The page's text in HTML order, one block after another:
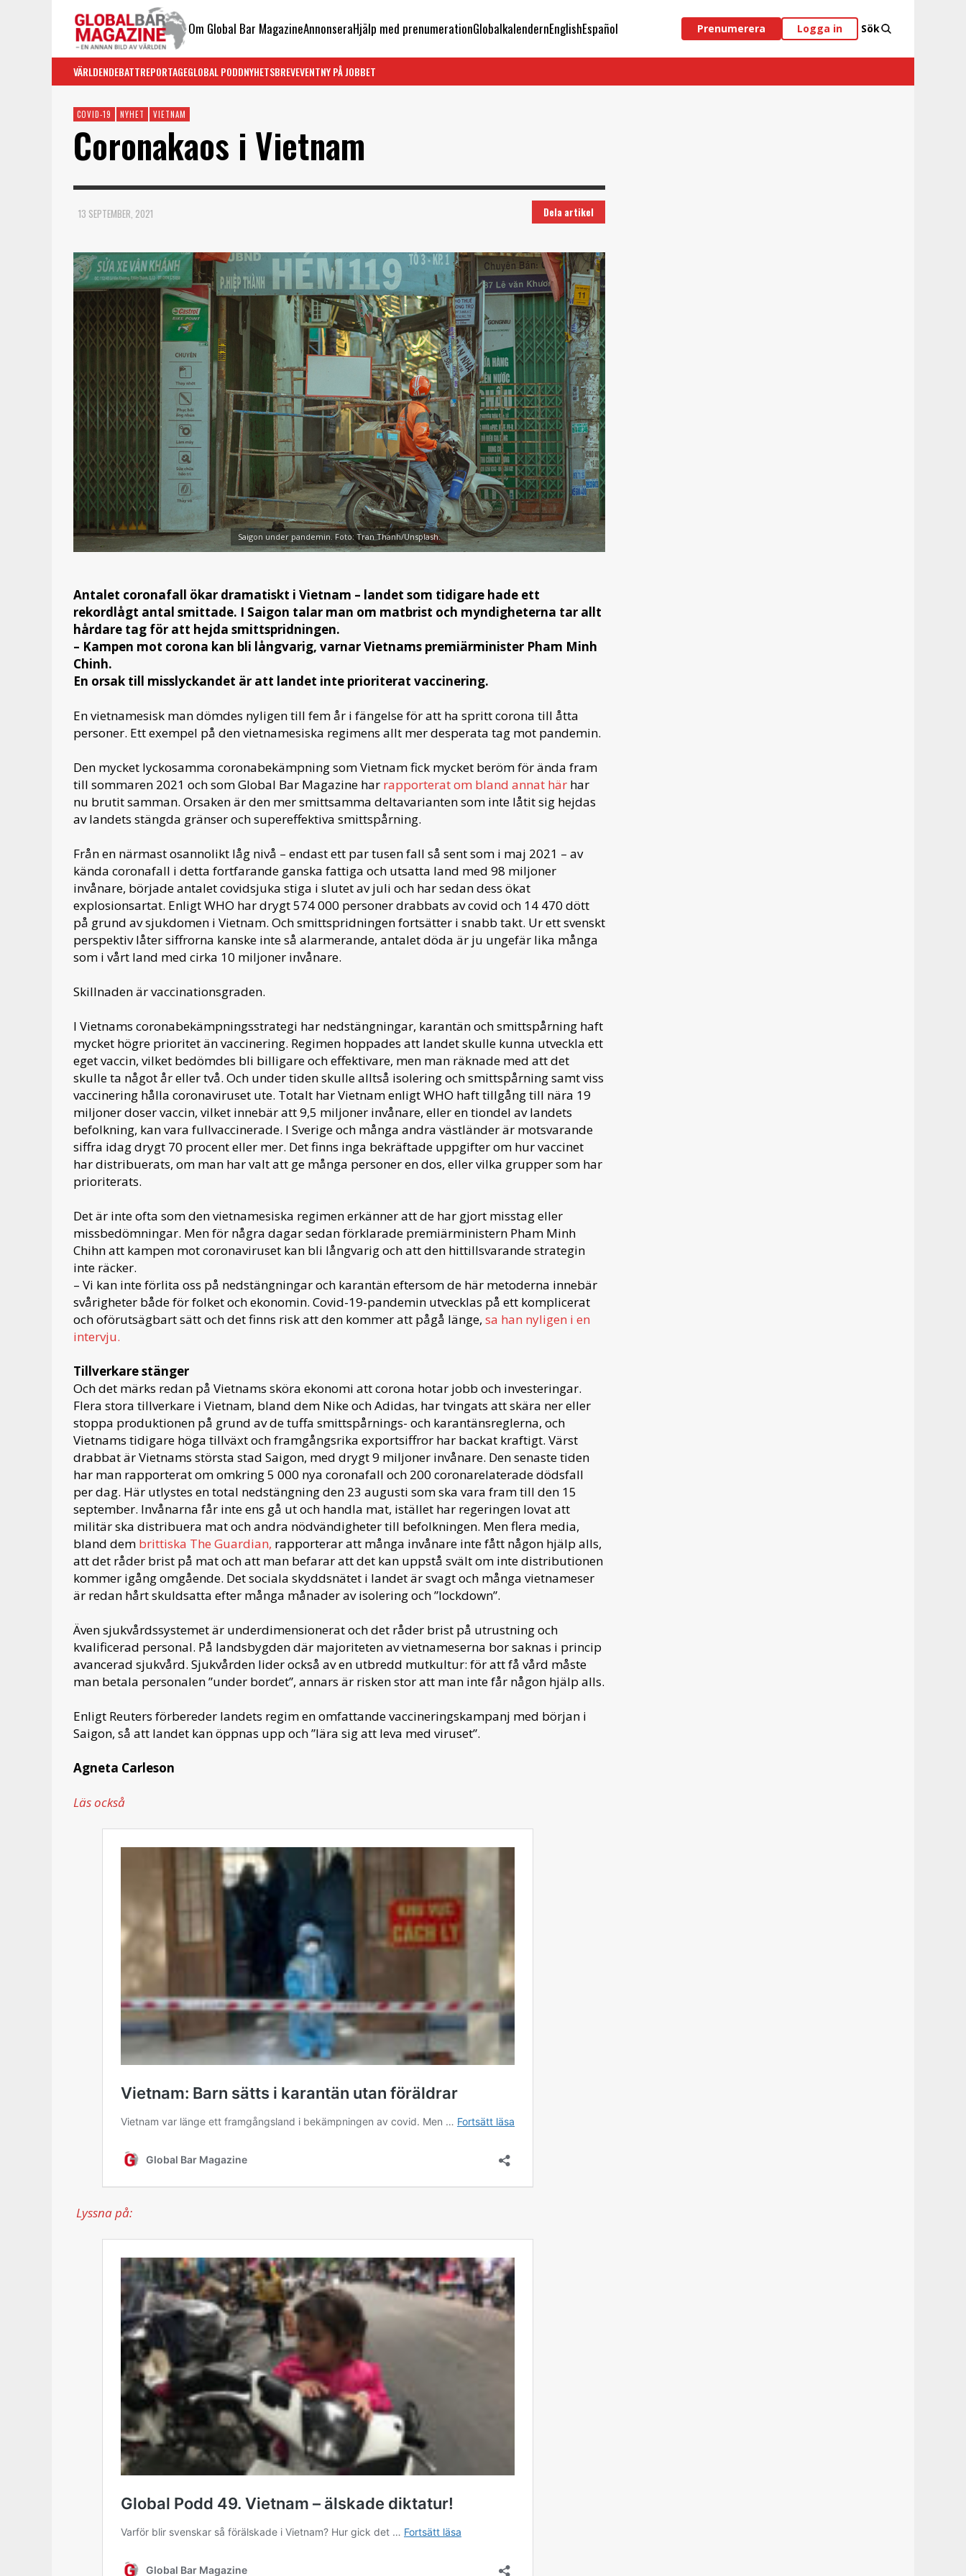
Om Global Bar MagazineAnnonseraHjälp med prenumerationGlobalkalendernEnglishEspañol Prenumerera Logga in Sök
VÄRLDENDEBATTREPORTAGEGLOBAL PODDNYHETSBREVEVENTNY PÅ JOBBET
COVID-19 NYHET VIETNAM
Coronakaos i Vietnam
13 SEPTEMBER, 2021 Dela artikel
Saigon under pandemin. Foto: Tran Thanh/Unsplash.
Antalet coronafall ökar dramatiskt i Vietnam – landet som tidigare hade ett
rekordlågt antal smittade. I Saigon talar man om matbrist och myndigheterna tar allt
hårdare tag för att hejda smittspridningen.
– Kampen mot corona kan bli långvarig, varnar Vietnams premiärminister Pham Minh
Chinh.
En orsak till misslyckandet är att landet inte prioriterat vaccinering.
En vietnamesisk man dömdes nyligen till fem år i fängelse för att ha spritt corona till åtta
personer. Ett exempel på den vietnamesiska regimens allt mer desperata tag mot pandemin.
Den mycket lyckosamma coronabekämpning som Vietnam fick mycket beröm för ända fram
till sommaren 2021 och som Global Bar Magazine har rapporterat om bland annat här har
nu brutit samman. Orsaken är den mer smittsamma deltavarianten som inte låtit sig hejdas
av landets stängda gränser och supereffektiva smittspårning.
Från en närmast osannolikt låg nivå – endast ett par tusen fall så sent som i maj 2021 – av
kända coronafall i detta fortfarande ganska fattiga och utsatta land med 98 miljoner
invånare, började antalet covidsjuka stiga i slutet av juli och har sedan dess ökat
explosionsartat. Enligt WHO har drygt 574 000 personer drabbats av covid och 14 470 dött
på grund av sjukdomen i Vietnam. Och smittspridningen fortsätter i snabb takt. Ur ett svenskt
perspektiv låter siffrorna kanske inte så alarmerande, antalet döda är ju ungefär lika många
som i vårt land med cirka 10 miljoner invånare.
Skillnaden är vaccinationsgraden.
I Vietnams coronabekämpningsstrategi har nedstängningar, karantän och smittspårning haft
mycket högre prioritet än vaccinering. Regimen hoppades att landet skulle kunna utveckla ett
eget vaccin, vilket bedömdes bli billigare och effektivare, men man räknade med att det
skulle ta något år eller två. Och under tiden skulle alltså isolering och smittspårning samt viss
vaccinering hålla coronaviruset ute. Totalt har Vietnam enligt WHO haft tillgång till nära 19
miljoner doser vaccin, vilket innebär att 9,5 miljoner invånare, eller en tiondel av landets
befolkning, kan vara fullvaccinerade. I Sverige och många andra västländer är motsvarande
siffra idag drygt 70 procent eller mer. Det finns inga bekräftade uppgifter om hur vaccinet
har distribuerats, om man har valt att ge många personer en dos, eller vilka grupper som har
prioriterats.
Det är inte ofta som den vietnamesiska regimen erkänner att de har gjort misstag eller
missbedömningar. Men för några dagar sedan förklarade premiärministern Pham Minh
Chihn att kampen mot coronaviruset kan bli långvarig och att den hittillsvarande strategin
inte räcker.
– Vi kan inte förlita oss på nedstängningar och karantän eftersom de här metoderna innebär
svårigheter både för folket och ekonomin. Covid-19-pandemin utvecklas på ett komplicerat
och oförutsägbart sätt och det finns risk att den kommer att pågå länge, sa han nyligen i en
intervju.
Tillverkare stänger
Och det märks redan på Vietnams sköra ekonomi att corona hotar jobb och investeringar.
Flera stora tillverkare i Vietnam, bland dem Nike och Adidas, har tvingats att skära ner eller
stoppa produktionen på grund av de tuffa smittspårnings- och karantänsreglerna, och
Vietnams tidigare höga tillväxt och framgångsrika exportsiffror har backat kraftigt. Värst
drabbat är Vietnams största stad Saigon, med drygt 9 miljoner invånare. Den senaste tiden
har man rapporterat om omkring 5 000 nya coronafall och 200 coronarelaterade dödsfall
per dag. Här utlystes en total nedstängning den 23 augusti som ska vara fram till den 15
september. Invånarna får inte ens gå ut och handla mat, istället har regeringen lovat att
militär ska distribuera mat och andra nödvändigheter till befolkningen. Men flera media,
bland dem brittiska The Guardian, rapporterar att många invånare inte fått någon hjälp alls,
att det råder brist på mat och att man befarar att det kan uppstå svält om inte distributionen
kommer igång omgående. Det sociala skyddsnätet i landet är svagt och många vietnameser
är redan hårt skuldsatta efter många månader av isolering och ”lockdown”.
Även sjukvårdssystemet är underdimensionerat och det råder brist på utrustning och
kvalificerad personal. På landsbygden där majoriteten av vietnameserna bor saknas i princip
avancerad sjukvård. Sjukvården lider också av en utbredd mutkultur: för att få vård måste
man betala personalen ”under bordet”, annars är risken stor att man inte får någon hjälp alls.
Enligt Reuters förbereder landets regim en omfattande vaccineringskampanj med början i
Saigon, så att landet kan öppnas upp och ”lära sig att leva med viruset”.
Agneta Carleson
Läs också
Lyssna på: